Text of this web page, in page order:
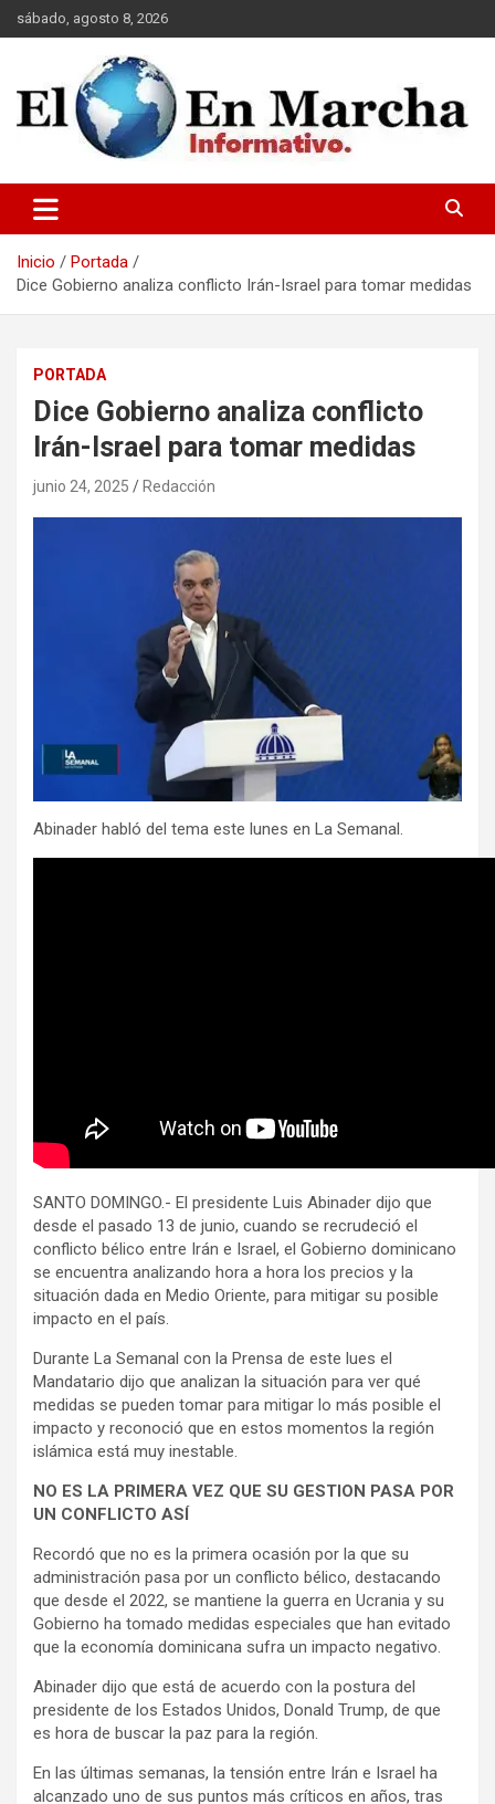
Saltar
al
sábado, agosto 8, 2026
elmundoenmarcha.net
Inicio
Portada
Dice Gobierno analiza conflicto Irán-Israel para tomar medidas
PORTADA
Dice Gobierno analiza conflicto
Irán-Israel para tomar medidas
junio 24, 2025 Redacción
Abinader habló del tema este lunes en La Semanal.
SANTO DOMINGO.- El presidente Luis Abinader dijo que
desde el pasado 13 de junio, cuando se recrudeció el
conflicto bélico entre Irán e Israel, el Gobierno dominicano
se encuentra analizando hora a hora los precios y la
situación dada en Medio Oriente, para mitigar su posible
impacto en el país.
Durante La Semanal con la Prensa de este lues el
Mandatario dijo que analizan la situación para ver qué
medidas se pueden tomar para mitigar lo más posible el
impacto y reconoció que en estos momentos la región
islámica está muy inestable.
NO ES LA PRIMERA VEZ QUE SU GESTION PASA POR
UN CONFLICTO ASÍ
Recordó que no es la primera ocasión por la que su
administración pasa por un conflicto bélico, destacando
que desde el 2022, se mantiene la guerra en Ucrania y su
Gobierno ha tomado medidas especiales que han evitado
que la economía dominicana sufra un impacto negativo.
Abinader dijo que está de acuerdo con la postura del
presidente de los Estados Unidos, Donald Trump, de que
es hora de buscar la paz para la región.
En las últimas semanas, la tensión entre Irán e Israel ha
alcanzado uno de sus puntos más críticos en años, tras